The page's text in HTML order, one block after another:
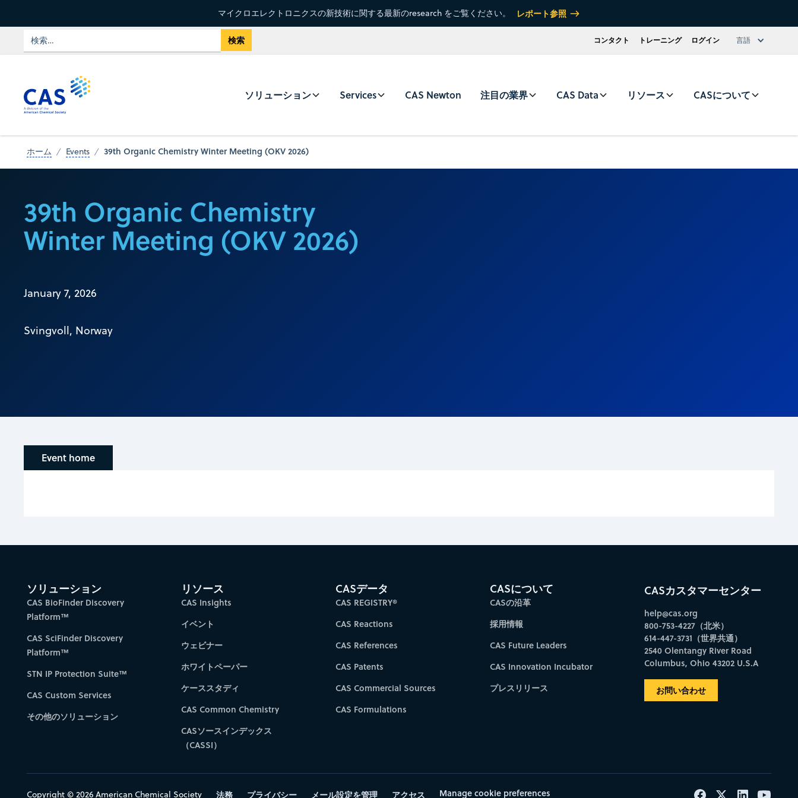
マイクロエレクトロニクスの新技術に関する最新のresearch をご覧ください。 レポート参照
コンタクト トレーニング ログイン 言語
ソリューション Services CAS Newton 注目の業界 CAS Data リソース CASについて
ホーム Events 39th Organic Chemistry Winter Meeting (OKV 2026)
39th Organic Chemistry
Winter Meeting (OKV 2026)
January 7, 2026
Svingvoll, Norway
Event home
ソリューション
CAS BioFinder Discovery
Platform™
CAS SciFinder Discovery
Platform™
STN IP Protection Suite™
CAS Custom Services
その他のソリューション
リソース
CAS Insights
イベント
ウェビナー
ホワイトペーパー
ケーススタディ
CAS Common Chemistry
CASソースインデックス
（CASSI）
CASデータ
CAS REGISTRY®
CAS Reactions
CAS References
CAS Patents
CAS Commercial Sources
CAS Formulations
CASについて
CASの沿革
採用情報
CAS Future Leaders
CAS Innovation Incubator
プレスリリース
CASカスタマーセンター
help@cas.org
800-753-4227（北米）
614-447-3731（世界共通）
2540 Olentangy River Road
Columbus, Ohio 43202 U.S.A
お問い合わせ
Copyright © 2026 American Chemical Society 法務 プライバシー メール設定を管理 アクセス Manage cookie preferences